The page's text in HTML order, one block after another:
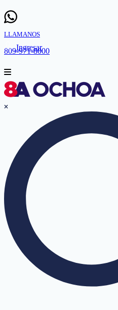
LLAMANOS
809-971-8000
Ingresar